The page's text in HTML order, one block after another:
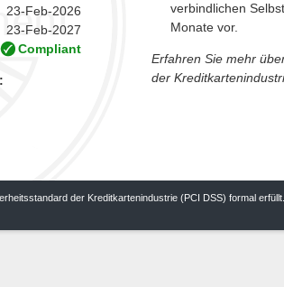
23-Feb-2026
23-Feb-2027
Compliant
verbindlichen
Monate vor.
Erfahren Sie mehr
der
der Kreditkartenindustrie (PCI DSS) formal